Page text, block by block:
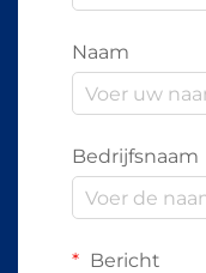
Naam
Bedrijfsnaam
Bericht